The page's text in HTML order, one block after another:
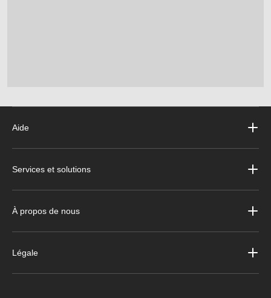
Aide
Services et solutions
À propos de nous
Légale